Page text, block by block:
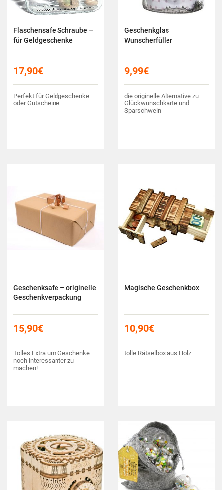
Flaschensafe Schraube –
für Geldgeschenke
17,90€
Perfekt für Geldgeschenke
oder Gutscheine
Geschenkglas
Wunscherfüller
9,99€
die originelle Alternative zu
Glückwunschkarte und
Sparschwein
Geschenksafe – originelle
Geschenkverpackung
15,90€
Tolles Extra um Geschenke
noch interessanter zu
machen!
Magische Geschenkbox
10,90€
tolle Rätselbox aus Holz